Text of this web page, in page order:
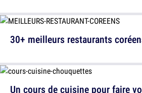
Un cours de cuisine pour faire
30+ meilleurs restaurants